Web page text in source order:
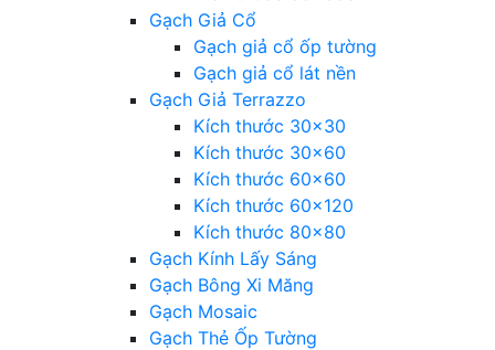
Gạch Giả Cổ
Gạch giả cổ ốp tường
Gạch giả cổ lát nền
Gạch Giả Terrazzo
Kích thước 30×30
Kích thước 30×60
Kích thước 60×60
Kích thước 60×120
Kích thước 80×80
Gạch Kính Lấy Sáng
Gạch Bông Xi Măng
Gạch Mosaic
Gạch Thẻ Ốp Tường